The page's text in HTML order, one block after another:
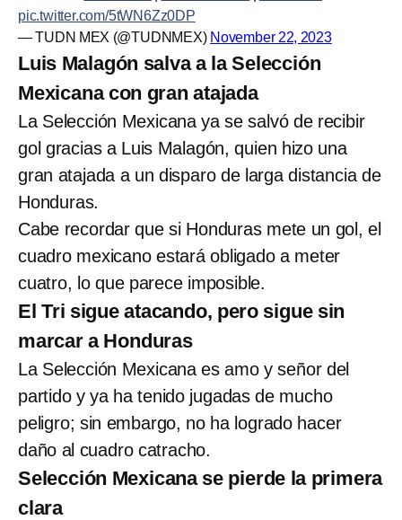
pic.twitter.com/5tWN6Zz0DP
— TUDN MEX (@TUDNMEX) November 22, 2023
Luis Malagón salva a la Selección
Mexicana con gran atajada
La Selección Mexicana ya se salvó de recibir
gol gracias a Luis Malagón, quien hizo una
gran atajada a un disparo de larga distancia de
Honduras.
Cabe recordar que si Honduras mete un gol, el
cuadro mexicano estará obligado a meter
cuatro, lo que parece imposible.
El Tri sigue atacando, pero sigue sin
marcar a Honduras
La Selección Mexicana es amo y señor del
partido y ya ha tenido jugadas de mucho
peligro; sin embargo, no ha logrado hacer
daño al cuadro catracho.
Selección Mexicana se pierde la primera
clara